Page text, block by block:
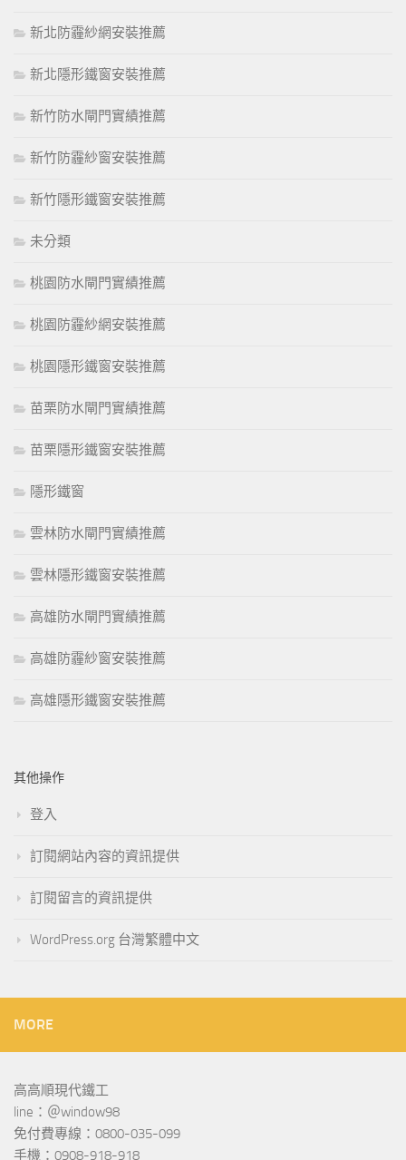
新北防霾紗網安裝推薦
新北隱形鐵窗安裝推薦
新竹防水閘門實績推薦
新竹防霾紗窗安裝推薦
新竹隱形鐵窗安裝推薦
未分類
桃園防水閘門實績推薦
桃園防霾紗網安裝推薦
桃園隱形鐵窗安裝推薦
苗栗防水閘門實績推薦
苗栗隱形鐵窗安裝推薦
隱形鐵窗
雲林防水閘門實績推薦
雲林隱形鐵窗安裝推薦
高雄防水閘門實績推薦
高雄防霾紗窗安裝推薦
高雄隱形鐵窗安裝推薦
其他操作
登入
訂閱網站內容的資訊提供
訂閱留言的資訊提供
WordPress.org 台灣繁體中文
MORE
高高順現代鐵工
line：＠window98
免付費專線：0800-035-099
手機：0908-918-918